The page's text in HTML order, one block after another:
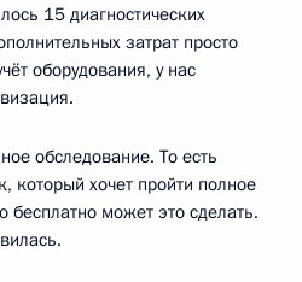
15 диагностических
затрат просто
оборудования, у нас
обследование. То есть
который хочет пройти полное
может это сделать.